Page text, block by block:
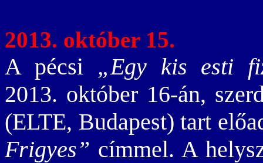
2013. október 15.
A pécsi „Egy kis esti
2013. október 16-án,
(ELTE, Budapest) tart
Frigyes” címmel. A